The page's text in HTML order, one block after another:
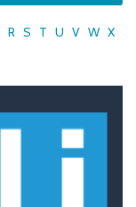
R S T U V W X